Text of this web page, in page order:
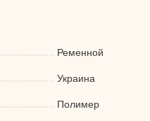
Ременной
Украина
Полимер